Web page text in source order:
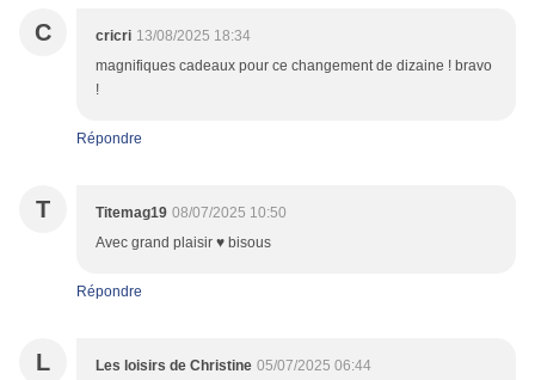
C cricri 13/08/2025 18:34
magnifiques cadeaux pour ce changement de dizaine ! bravo
!
Répondre
T Titemag19 08/07/2025 10:50
Avec grand plaisir ♥ bisous
Répondre
L Les loisirs de Christine 05/07/2025 06:44